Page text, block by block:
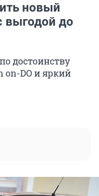
новый
выгодой до
достоинству
DO и яркий